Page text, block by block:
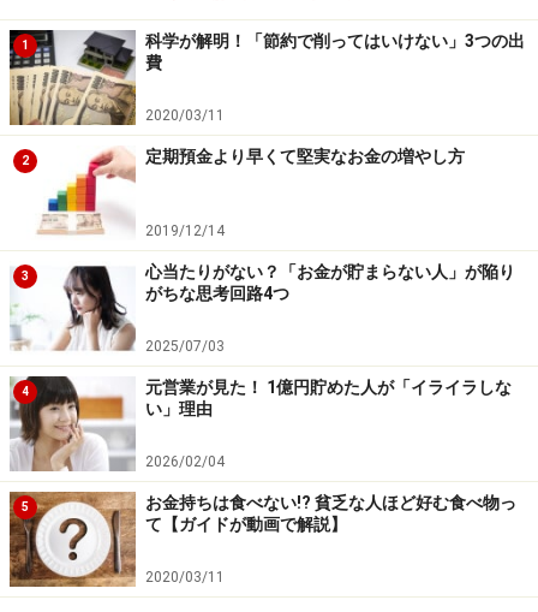
ところが、送料無料対策として追加で買ったものは、本
当に欲しかったものでしょうか。欲しかったものならい
いのですが、そうでなければ無駄な買い物になってしま
います。
もし、送料が600円だとしても、その送料を支払った方
が結果的には正解、というわけです。無駄なものを買っ
てしまった……」という後悔もしなくて済みますよね。
「送料がかかったとしても欲しいものを買う」と考えて
おくと、買い物の失敗が減るはずです！
3. 欲しいものリストを作っておく
無駄な出費を減らすコツとして、“欲しいものリスト”を
作っておくこともおすすめです。「夏服が欲しいな」と
漠然と思っていると、“夏服”のカテゴリーに属すいろい
1
科学が解明！「節約で削ってはいけない」3つの出
費
2020/03/11
2 定期預金より早くて堅実なお金の増やし方
2019/12/14
3
心当たりがない？「お金が貯まらない人」が陥り
がちな思考回路4つ
2025/07/03
4
元営業が見た！ 1億円貯めた人が「イライラしな
い」理由
2026/02/04
5
お金持ちは食べない!? 貧乏な人ほど好む食べ物っ
て【ガイドが動画で解説】
2020/03/11